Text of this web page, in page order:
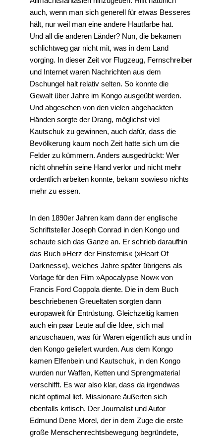
auch, wenn man sich generell für etwas Besseres
hält, nur weil man eine andere Hautfarbe hat.
Und all die anderen Länder? Nun, die bekamen
schlichtweg gar nicht mit, was in dem Land
vorging. In dieser Zeit vor Flugzeug, Fernschreiber
und Internet waren Nachrichten aus dem
Dschungel halt relativ selten. So konnte die
Gewalt über Jahre im Kongo ausgeübt werden.
Und abgesehen von den vielen abgehackten
Händen sorgte der Drang, möglichst viel
Kautschuk zu gewinnen, auch dafür, dass die
Bevölkerung kaum noch Zeit hatte sich um die
Felder zu kümmern. Anders ausgedrückt: Wer
nicht ohnehin seine Hand verlor und nicht mehr
ordentlich arbeiten konnte, bekam sowieso nichts
mehr zu essen.
In den 1890er Jahren kam dann der englische
Schriftsteller Joseph Conrad in den Kongo und
schaute sich das Ganze an. Er schrieb daraufhin
das Buch »Herz der Finsternis« (»Heart Of
Darkness«), welches Jahre später übrigens als
Vorlage für den Film »Apocalypse Now« von
Francis Ford Coppola diente. Die in dem Buch
beschriebenen Greueltaten sorgten dann
europaweit für Entrüstung. Gleichzeitig kamen
auch ein paar Leute auf die Idee, sich mal
anzuschauen, was für Waren eigentlich aus und in
den Kongo geliefert wurden. Aus dem Kongo
kamen Elfenbein und Kautschuk, in den Kongo
wurden nur Waffen, Ketten und Sprengmaterial
verschifft. Es war also klar, dass da irgendwas
nicht optimal lief. Missionare äußerten sich
ebenfalls kritisch. Der Journalist und Autor
Edmund Dene Morel, der in dem Zuge die erste
große Menschenrechtsbewegung begründete,